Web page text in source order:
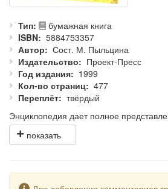
Тип
бумажная книга
ISBN
5884753357
Автор
Сост. М. Пыльцина
Издательство
Проект-Пресс
Год издания
1999
Кол-во страниц
477
Переплёт
твёрдый
Энциклопедия дает полное
различных животных, содержит советы
заготовке, хранению, выделке и
облагораживать кожу и мех, но и шить